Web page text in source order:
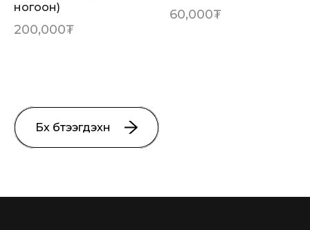
ногоон)
200,000₮
60,000₮
Бүх бүтээгдэхүүн